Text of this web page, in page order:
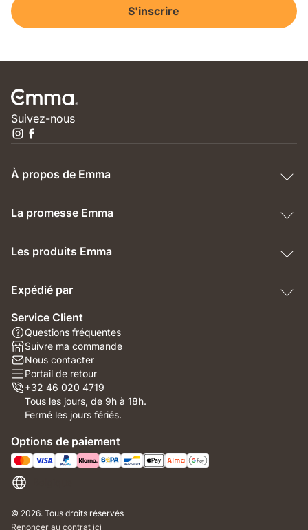
S'inscrire
Suivez-nous
À propos de Emma
La promesse Emma
Les produits Emma
Expédié par
Service Client
Questions fréquentes
Suivre ma commande
Nous contacter
Portail de retour
+32 46 020 4719
Tous les jours, de 9h à 18h.
Fermé les jours fériés.
Options de paiement
© 2026. Tous droits réservés
Renoncer au contrat ici